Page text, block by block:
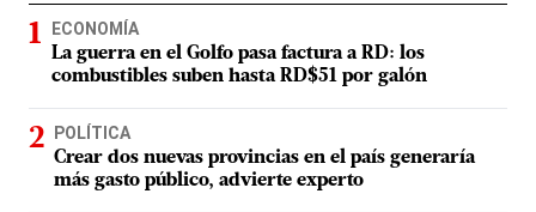
ECONOMÍA
La guerra en el Golfo pasa factura a RD: los
combustibles suben hasta RD$51 por galón
POLÍTICA
Crear dos nuevas provincias en el país generaría
más gasto público, advierte experto